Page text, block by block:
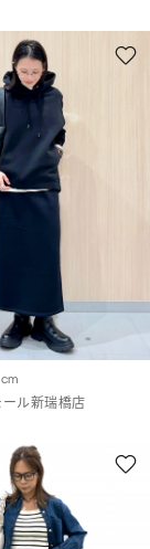
ール新瑞橋店